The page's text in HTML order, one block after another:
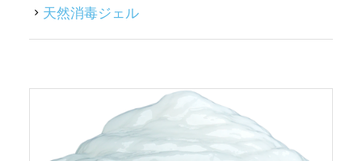
天然消毒ジェル